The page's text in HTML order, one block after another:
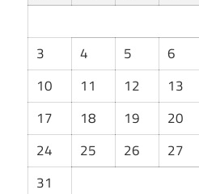
3
4 5 6
10
11 12 13
17
18 19 20
24
25 26 27
31